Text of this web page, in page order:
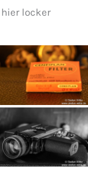
locker